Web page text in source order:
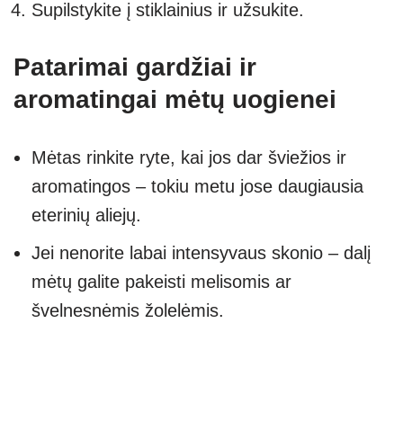
Supilstykite į stiklainius ir užsukite.
Patarimai gardžiai ir
aromatingai mėtų uogienei
Mėtas rinkite ryte, kai jos dar šviežios ir
aromatingos – tokiu metu jose daugiausia
eterinių aliejų.
Jei nenorite labai intensyvaus skonio – dalį
mėtų galite pakeisti melisomis ar
švelnesnėmis žolelėmis.